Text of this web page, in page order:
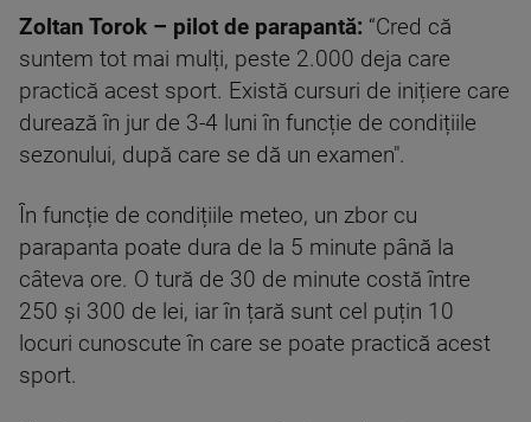
Zoltan Torok – pilot de parapantă: “Cred că
suntem tot mai mulți, peste 2.000 deja care
practică acest sport. Există cursuri de inițiere care
durează în jur de 3-4 luni în funcție de condițiile
sezonului, după care se dă un examen".
În funcție de condițiile meteo, un zbor cu
parapanta poate dura de la 5 minute până la
câteva ore. O tură de 30 de minute costă între
250 și 300 de lei, iar în țară sunt cel puțin 10
locuri cunoscute în care se poate practică acest
sport.